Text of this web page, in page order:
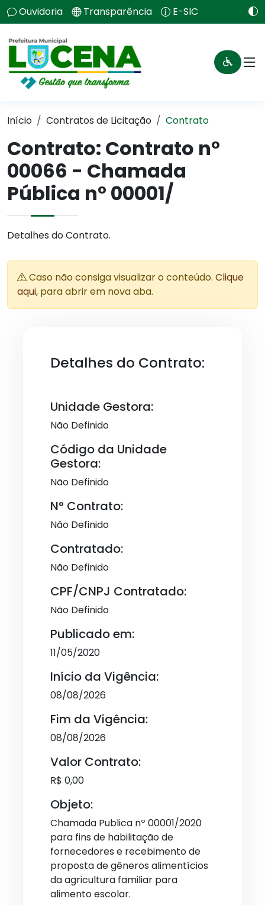
Ouvidoria Transparência E-SIC
Início Contratos de Licitação Contrato
Contrato: Contrato n°
00066 - Chamada
Pública n° 00001/
Detalhes do Contrato.
Caso não consiga visualizar o conteúdo. Clique
aqui, para abrir em nova aba.
Detalhes do Contrato:
Unidade Gestora:
Não Definido
Código da Unidade
Gestora:
Não Definido
N° Contrato:
Não Definido
Contratado:
Não Definido
CPF/CNPJ Contratado:
Não Definido
Publicado em:
11/05/2020
Início da Vigência:
08/08/2026
Fim da Vigência:
08/08/2026
Valor Contrato:
R$ 0,00
Objeto:
Chamada Publica nº 00001/2020
para fins de habilitação de
fornecedores e recebimento de
proposta de gêneros alimentícios
da agricultura familiar para
alimento escolar.